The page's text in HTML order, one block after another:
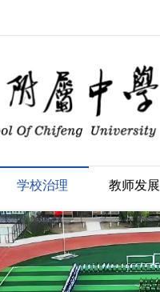
学校治理 教师发展